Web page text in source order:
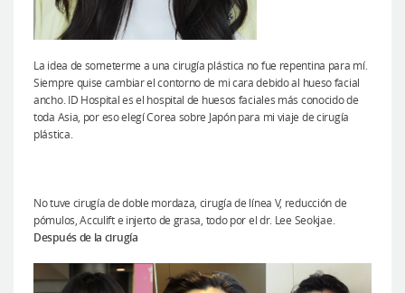
La idea de someterme a una cirugía plástica no fue repentina para mí.
Siempre quise cambiar el contorno de mi cara debido al hueso facial
ancho. ID Hospital es el hospital de huesos faciales más conocido de
toda Asia, por eso elegí Corea sobre Japón para mi viaje de cirugía
plástica.
No tuve cirugía de doble mordaza, cirugía de línea V, reducción de
pómulos, Acculift e injerto de grasa, todo por el dr. Lee Seokjae.
Después de la cirugía